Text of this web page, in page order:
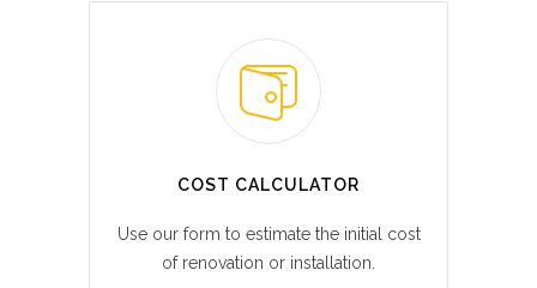
COST CALCULATOR
Use our form to estimate the initial cost
of renovation or installation.